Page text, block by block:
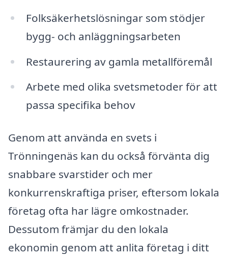
Folksäkerhetslösningar som stödjer
bygg- och anläggningsarbeten
Restaurering av gamla metallföremål
Arbete med olika svetsmetoder för att
passa specifika behov
Genom att använda en svets i
Trönningenäs kan du också förvänta dig
snabbare svarstider och mer
konkurrenskraftiga priser, eftersom lokala
företag ofta har lägre omkostnader.
Dessutom främjar du den lokala
ekonomin genom att anlita företag i ditt